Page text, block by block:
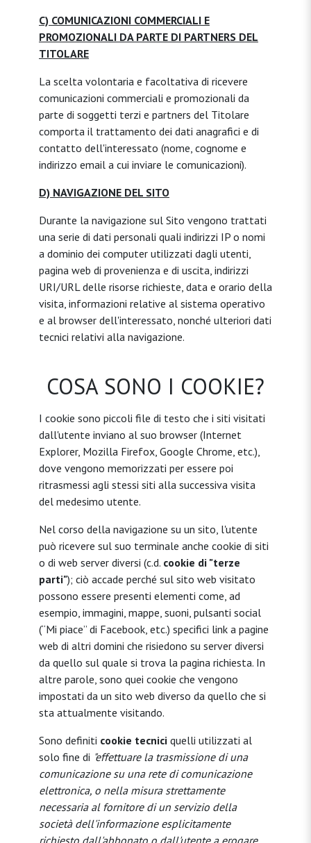
C) COMUNICAZIONI COMMERCIALI E
PROMOZIONALI DA PARTE DI PARTNERS DEL
TITOLARE
La scelta volontaria e facoltativa di ricevere
comunicazioni commerciali e promozionali da
parte di soggetti terzi e partners del Titolare
comporta il trattamento dei dati anagrafici e di
contatto dell'interessato (nome, cognome e
indirizzo email a cui inviare le comunicazioni).
D) NAVIGAZIONE DEL SITO
Durante la navigazione sul Sito vengono trattati
una serie di dati personali quali indirizzi IP o nomi
a dominio dei computer utilizzati dagli utenti,
pagina web di provenienza e di uscita, indirizzi
URI/URL delle risorse richieste, data e orario della
visita, informazioni relative al sistema operativo
e al browser dell'interessato, nonché ulteriori dati
tecnici relativi alla navigazione.
COSA SONO I COOKIE?
I cookie sono piccoli file di testo che i siti visitati
dall'utente inviano al suo browser (Internet
Explorer, Mozilla Firefox, Google Chrome, etc.),
dove vengono memorizzati per essere poi
ritrasmessi agli stessi siti alla successiva visita
del medesimo utente.
Nel corso della navigazione su un sito, l'utente
può ricevere sul suo terminale anche cookie di siti
o di web server diversi (c.d. cookie di "terze
parti"); ciò accade perché sul sito web visitato
possono essere presenti elementi come, ad
esempio, immagini, mappe, suoni, pulsanti social
(“Mi piace” di Facebook, etc.) specifici link a pagine
web di altri domini che risiedono su server diversi
da quello sul quale si trova la pagina richiesta. In
altre parole, sono quei cookie che vengono
impostati da un sito web diverso da quello che si
sta attualmente visitando.
Sono definiti cookie tecnici quelli utilizzati al
solo fine di "effettuare la trasmissione di una
comunicazione su una rete di comunicazione
elettronica, o nella misura strettamente
necessaria al fornitore di un servizio della
società dell'informazione esplicitamente
richiesto dall'abbonato o dall'utente a erogare